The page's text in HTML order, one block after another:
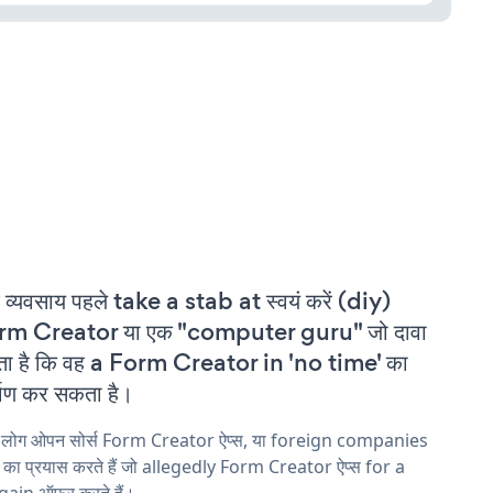
पहले take a stab at स्वयं करें (diy)
Creator या एक "computer guru" जो दावा
है कि वह a Form Creator in 'no time' का
कर सकता है।
ओपन सोर्स Form Creator ऐप्स, या foreign companies
प्रयास करते हैं जो allegedly Form Creator ऐप्स for a